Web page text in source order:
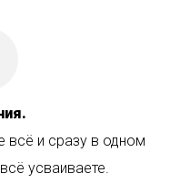
всё и сразу в одном
усваиваете.